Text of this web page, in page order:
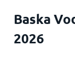
Baska
2026